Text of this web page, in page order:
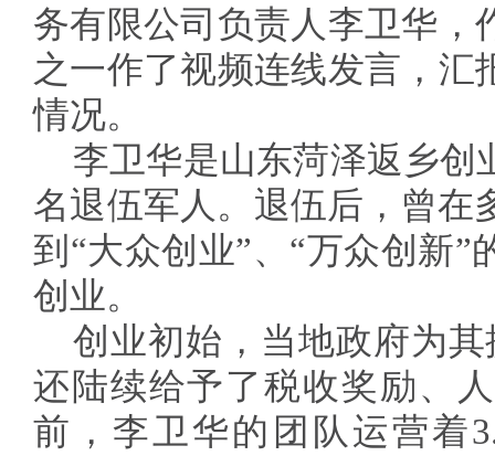
务有限公司负责人李卫华，
之一作了视频连线发言，汇
情况。
李卫华是山东菏泽返乡创
名退伍军人。退伍后，曾在
到“大众创业”、“万众创新”
创业。
创业初始，当地政府为
还陆续给予了税收奖励、
前，李卫华的团队运营着